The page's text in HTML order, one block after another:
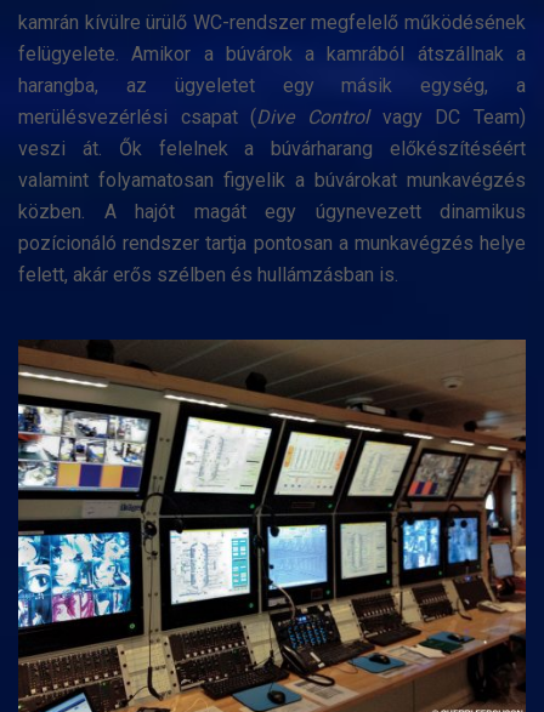
kamrán kívülre ürülő WC-rendszer megfelelő működésének
felügyelete. Amikor a búvárok a kamrából átszállnak a
harangba, az ügyeletet egy másik egység, a
merülésvezérlési csapat (Dive Controlvagy DC Team)
veszi át. Ők felelnek a búvárharang előkészítéséért
valamint folyamatosan figyelik a búvárokat munkavégzés
közben. A hajót magát egy úgynevezett dinamikus
pozícionáló rendszer tartja pontosan a munkavégzés helye
felett, akár erős szélben és hullámzásban is.